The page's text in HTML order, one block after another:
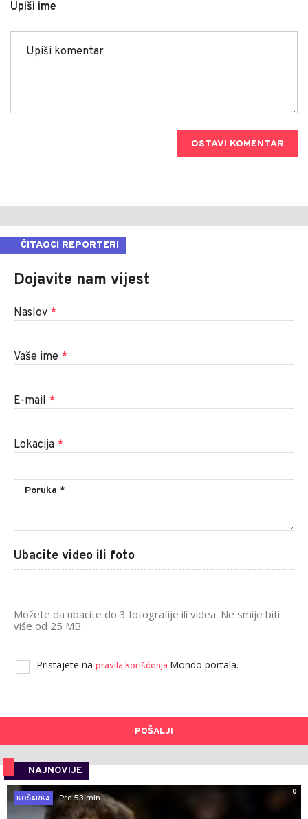
Upiši ime
OSTAVI KOMENTAR
ČITAOCI REPORTERI
Dojavite nam vijest
Naslov *
Vaše ime *
E-mail *
Lokacija *
Ubacite video ili foto
Možete da ubacite do 3 fotografije ili videa. Ne smije biti
više od 25 MB.
Pristajete na pravila korišćenja Mondo portala.
POŠALJI
NAJNOVIJE
0
KOŠARKA
Pre 53 min